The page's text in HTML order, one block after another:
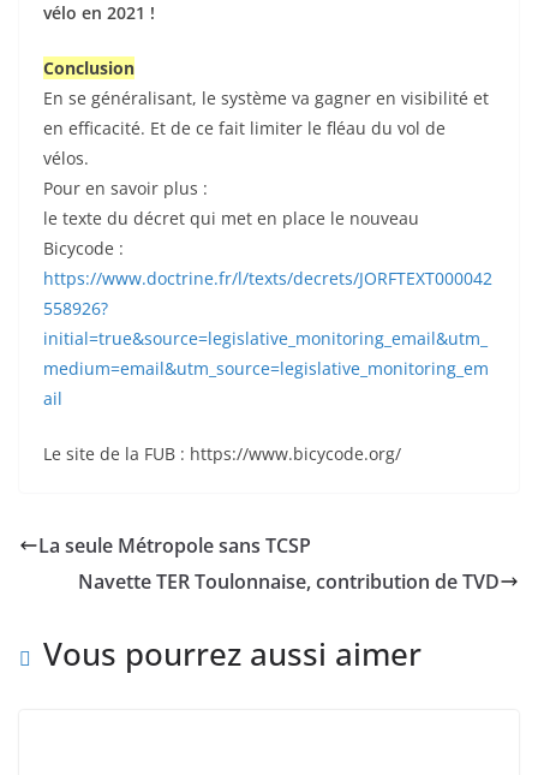
vélo en 2021 !
Conclusion
En se généralisant, le système va gagner en visibilité et
en efficacité. Et de ce fait limiter le fléau du vol de
vélos.
Pour en savoir plus :
le texte du décret qui met en place le nouveau
Bicycode :
https://www.doctrine.fr/l/texts/decrets/JORFTEXT000042
558926?
initial=true&source=legislative_monitoring_email&utm_
medium=email&utm_source=legislative_monitoring_em
ail
Le site de la FUB : https://www.bicycode.org/
La seule Métropole sans TCSP
Navette TER Toulonnaise, contribution de TVD
Vous pourrez aussi aimer